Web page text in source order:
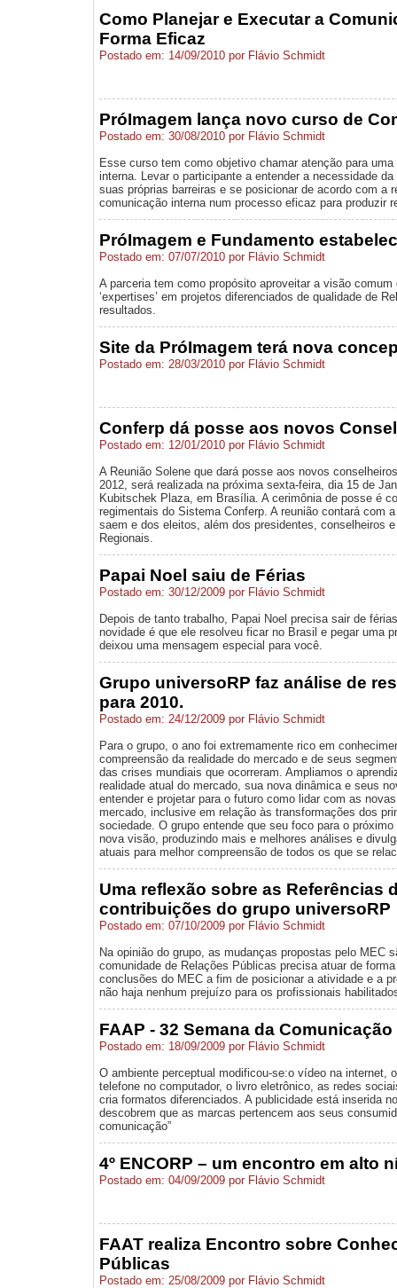
Como Planejar e Executar a
Forma Eficaz
Postado em: 14/09/2010 por Flávio Schmidt
PróImagem lança novo curso de
Postado em: 30/08/2010 por Flávio Schmidt
Esse curso tem como objetivo chamar atenção para
interna. Levar o participante a entender a necessidade
suas próprias barreiras e se posicionar de acordo com a
comunicação interna num processo eficaz para produzir
PróImagem e Fundamento
Postado em: 07/07/2010 por Flávio Schmidt
A parceria tem como propósito aproveitar a visão
‘expertises’ em projetos diferenciados de qualidade de
resultados.
Site da PróImagem terá nova
Postado em: 28/03/2010 por Flávio Schmidt
Conferp dá posse aos novos
Postado em: 12/01/2010 por Flávio Schmidt
A Reunião Solene que dará posse aos novos
2012, será realizada na próxima sexta-feira, dia 15 de
Kubitschek Plaza, em Brasília. A cerimônia de posse é
regimentais do Sistema Conferp. A reunião contará com
saem e dos eleitos, além dos presidentes, conselheiros
Regionais.
Papai Noel saiu de Férias
Postado em: 30/12/2009 por Flávio Schmidt
Depois de tanto trabalho, Papai Noel precisa sair de
novidade é que ele resolveu ficar no Brasil e pegar uma
deixou uma mensagem especial para você.
Grupo universoRP faz análise de
para 2010.
Postado em: 24/12/2009 por Flávio Schmidt
Para o grupo, o ano foi extremamente rico em
compreensão da realidade do mercado e de seus
das crises mundiais que ocorreram. Ampliamos o
realidade atual do mercado, sua nova dinâmica e seus
entender e projetar para o futuro como lidar com as
mercado, inclusive em relação às transformações dos
sociedade. O grupo entende que seu foco para o
nova visão, produzindo mais e melhores análises e
atuais para melhor compreensão de todos os que se
Uma reflexão sobre as Referências
contribuições do grupo universoRP
Postado em: 07/10/2009 por Flávio Schmidt
Na opinião do grupo, as mudanças propostas pelo MEC
comunidade de Relações Públicas precisa atuar de
conclusões do MEC a fim de posicionar a atividade e a
não haja nenhum prejuízo para os profissionais
FAAP - 32 Semana da Comunicação
Postado em: 18/09/2009 por Flávio Schmidt
O ambiente perceptual modificou-se:o vídeo na internet,
telefone no computador, o livro eletrônico, as redes
cria formatos diferenciados. A publicidade está inserida
descobrem que as marcas pertencem aos seus
comunicação”
4º ENCORP – um encontro em alto
Postado em: 04/09/2009 por Flávio Schmidt
FAAT realiza Encontro sobre
Públicas
Postado em: 25/08/2009 por Flávio Schmidt